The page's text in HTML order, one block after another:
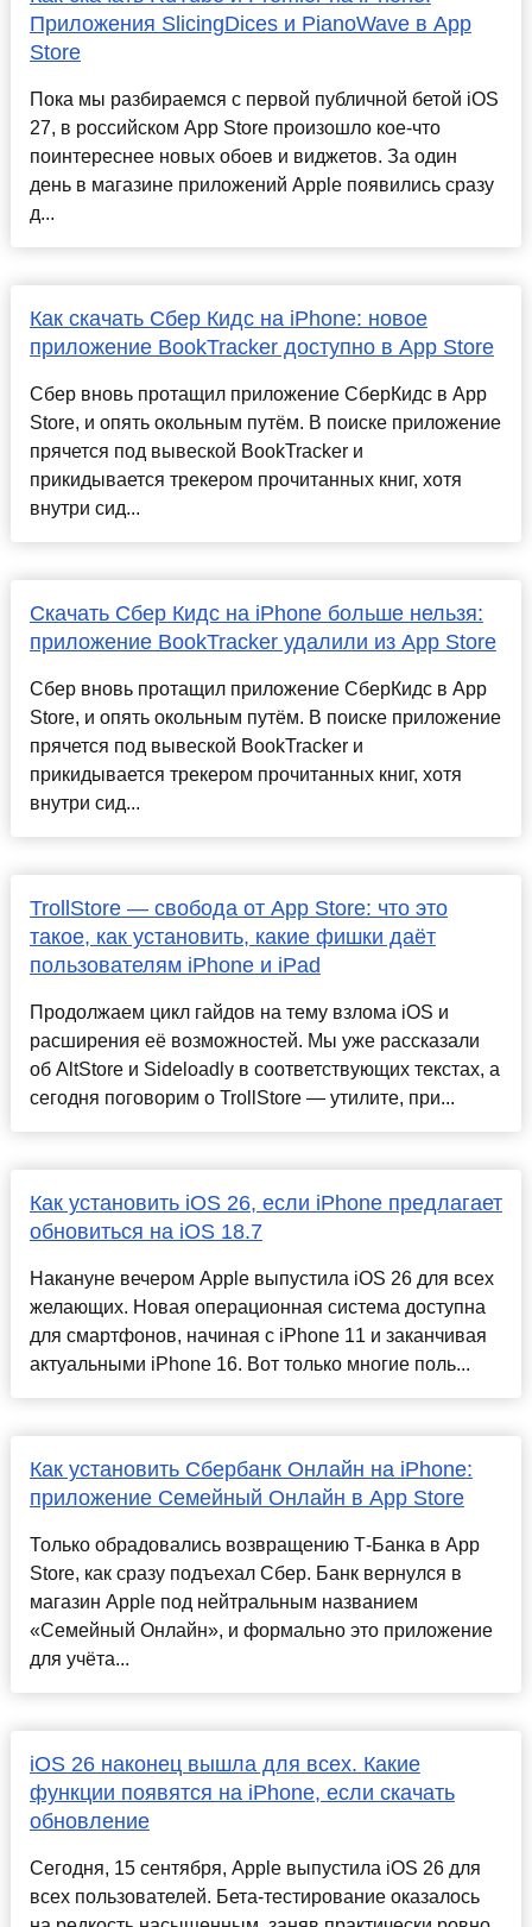
Приложения SlicingDices и PianoWave в App
Store
Пока мы разбираемся с первой публичной бетой iOS
27, в российском App Store произошло кое-что
поинтереснее новых обоев и виджетов. За один
день в магазине приложений Apple появились сразу
д...
Как скачать Сбер Кидс на iPhone: новое
приложение BookTracker доступно в App Store
Сбер вновь протащил приложение СберКидс в App
Store, и опять окольным путём. В поиске приложение
прячется под вывеской BookTracker и
прикидывается трекером прочитанных книг, хотя
внутри сид...
Скачать Сбер Кидс на iPhone больше нельзя:
приложение BookTracker удалили из App Store
Сбер вновь протащил приложение СберКидс в App
Store, и опять окольным путём. В поиске приложение
прячется под вывеской BookTracker и
прикидывается трекером прочитанных книг, хотя
внутри сид...
TrollStore — свобода от App Store: что это
такое, как установить, какие фишки даёт
пользователям iPhone и iPad
Продолжаем цикл гайдов на тему взлома iOS и
расширения её возможностей. Мы уже рассказали
об AltStore и Sideloadly в соответствующих текстах, а
сегодня поговорим о TrollStore — утилите, при...
Как установить iOS 26, если iPhone предлагает
обновиться на iOS 18.7
Накануне вечером Apple выпустила iOS 26 для всех
желающих. Новая операционная система доступна
для смартфонов, начиная с iPhone 11 и заканчивая
актуальными iPhone 16. Вот только многие поль...
Как установить Сбербанк Онлайн на iPhone:
приложение Семейный Онлайн в App Store
Только обрадовались возвращению Т-Банка в App
Store, как сразу подъехал Сбер. Банк вернулся в
магазин Apple под нейтральным названием
«Семейный Онлайн», и формально это приложение
для учёта...
iOS 26 наконец вышла для всех. Какие
функции появятся на iPhone, если скачать
обновление
Сегодня, 15 сентября, Apple выпустила iOS 26 для
всех пользователей. Бета-тестирование оказалось